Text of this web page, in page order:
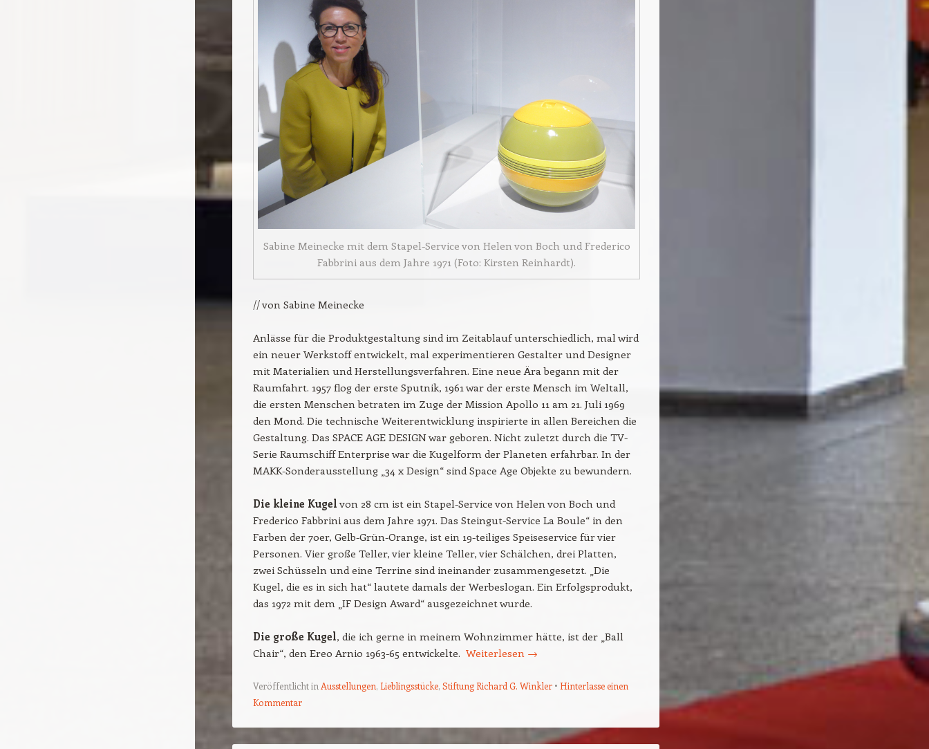
Sabine Meinecke mit dem Stapel-Service von Helen von Boch und Frederico
Fabbrini aus dem Jahre 1971 (Foto: Kirsten Reinhardt).
// von Sabine Meinecke
Anlässe für die Produktgestaltung sind im Zeitablauf unterschiedlich, mal wird
ein neuer Werkstoff entwickelt, mal experimentieren Gestalter und Designer
mit Materialien und Herstellungsverfahren. Eine neue Ära begann mit der
Raumfahrt. 1957 flog der erste Sputnik, 1961 war der erste Mensch im Weltall,
die ersten Menschen betraten im Zuge der Mission Apollo 11 am 21. Juli 1969
den Mond. Die technische Weiterentwicklung inspirierte in allen Bereichen die
Gestaltung. Das SPACE AGE DESIGN war geboren. Nicht zuletzt durch die TV-
Serie Raumschiff Enterprise war die Kugelform der Planeten erfahrbar. In der
MAKK-Sonderausstellung „34 x Design“ sind Space Age Objekte zu bewundern.
Die kleine Kugelvon 28 cm ist ein Stapel-Service von Helen von Boch und
Frederico Fabbrini aus dem Jahre 1971. Das Steingut-Service La Boule“ in den
Farben der 70er, Gelb-Grün-Orange, ist ein 19-teiliges Speiseservice für vier
Personen. Vier große Teller, vier kleine Teller, vier Schälchen, drei Platten,
zwei Schüsseln und eine Terrine sind ineinander zusammengesetzt. „Die
Kugel, die es in sich hat“ lautete damals der Werbeslogan. Ein Erfolgsprodukt,
das 1972 mit dem „IF Design Award“ ausgezeichnet wurde.
Die große Kugel, die ich gerne in meinem Wohnzimmer hätte, ist der „Ball
Chair“, den Ereo Arnio 1963-65 entwickelte. Weiterlesen →
Veröffentlicht in Ausstellungen, Lieblingsstücke, Stiftung Richard G. Winkler
Hinterlasse einen
Kommentar